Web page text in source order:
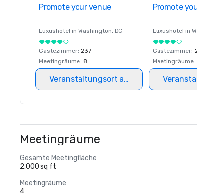
Promote your venue
Luxushotel in Washington, DC
Gästezimmer: 237
Meetingräume: 8
Veranstaltungsort auswählen
Promote
Luxushotel in
Gästezimmer:
Meetingräume:
Meetingräume
Gesamte Meetingfläche
2.000 sq ft
Meetingräume
4